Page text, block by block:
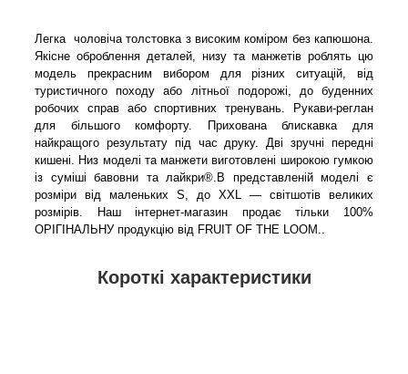
Легка чоловіча толстовка з високим коміром без капюшона.
Якісне оброблення деталей, низу та манжетів роблять цю
модель прекрасним вибором для різних ситуацій, від
туристичного походу або літньої подорожі, до буденних
робочих справ або спортивних тренувань. Рукави-реглан
для більшого комфорту. Прихована блискавка для
найкращого результату під час друку. Дві зручні передні
кишені. Низ моделі та манжети виготовлені широкою гумкою
із суміші бавовни та лайкри®.В представленій моделі є
розміри від маленьких S, до XXL — світшотів великих
розмірів. Наш інтернет-магазин продає тільки 100%
ОРІГІНАЛЬНУ продукцію від FRUIT OF THE LOOM.
Короткі характеристики